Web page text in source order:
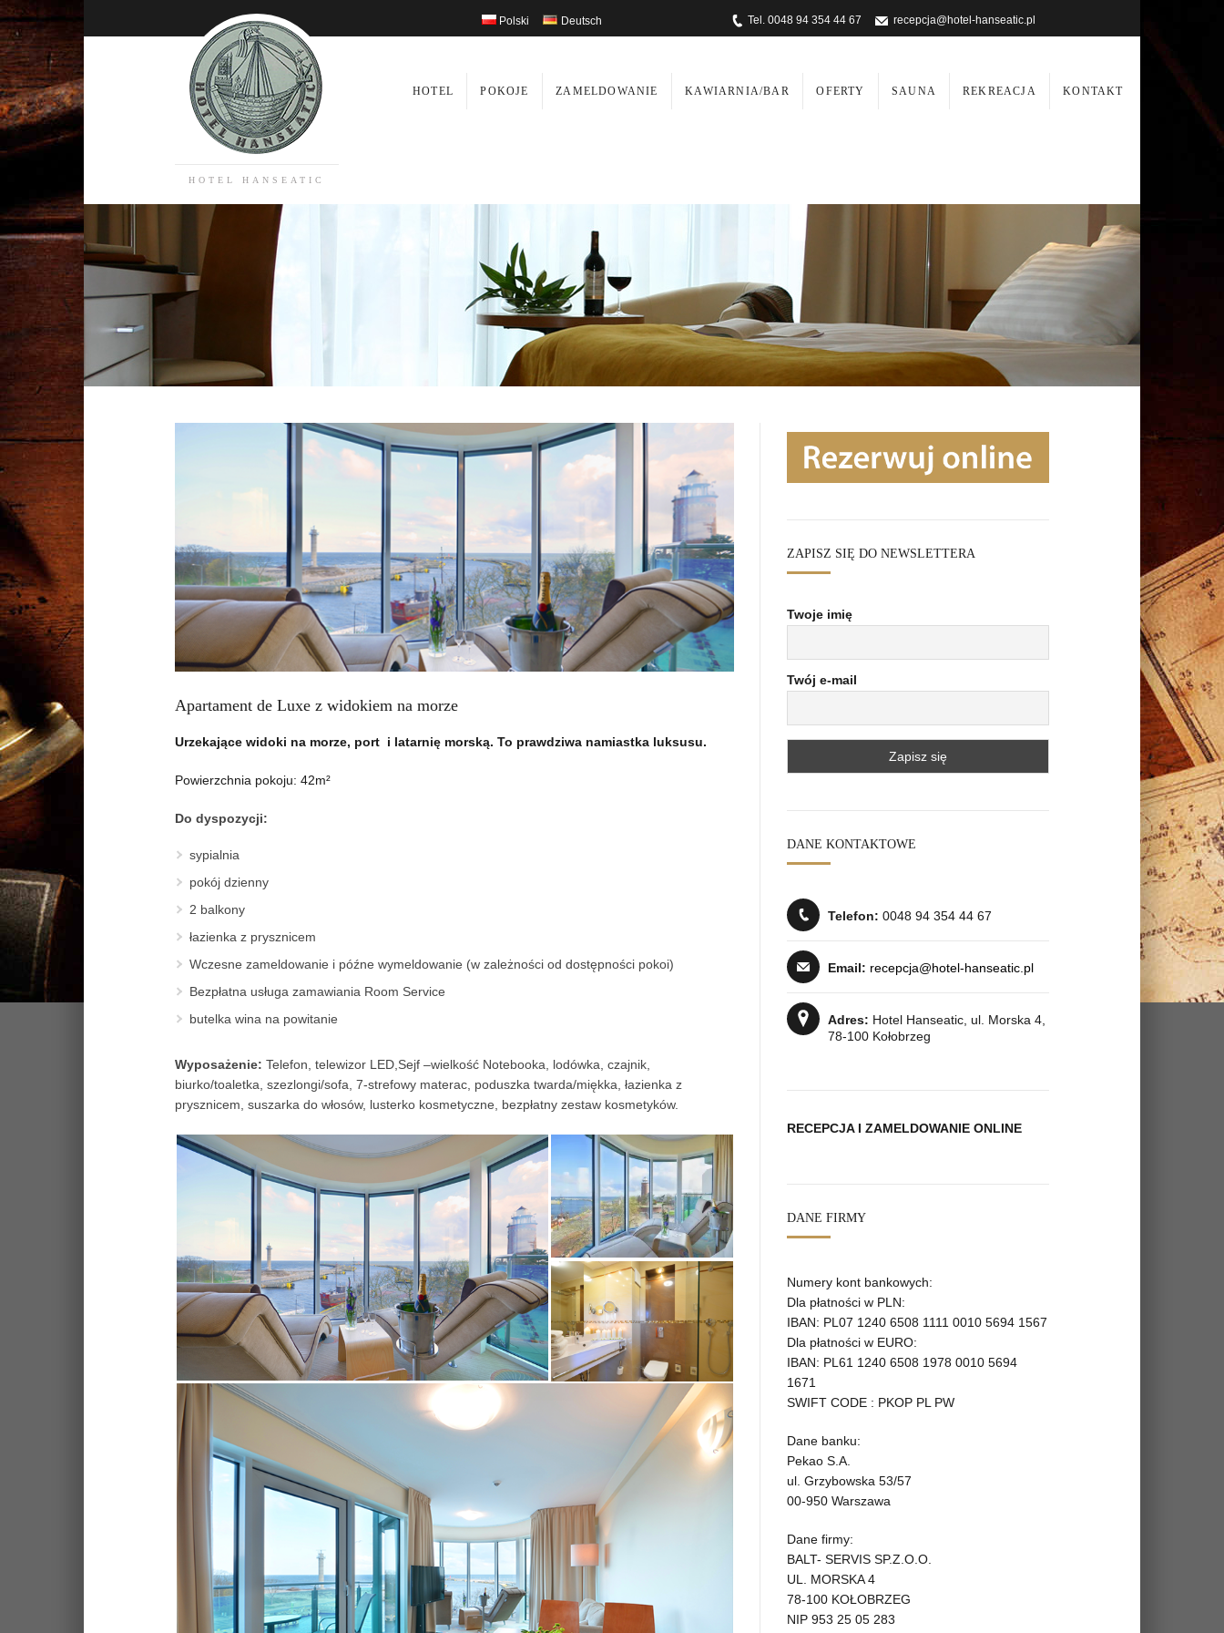
Polski Deutsch Tel. 0048 94 354 44 67 recepcja@hotel-hanseatic.pl
HOTEL HANSEATIC
HOTEL POKOJE ZAMELDOWANIE KAWIARNIA/BAR OFERTY SAUNA REKREACJA KONTAKT
Apartament de Luxe z widokiem na morze
Urzekające widoki na morze, port i latarnię morską. To prawdziwa namiastka luksusu.
Powierzchnia pokoju: 42m²
Do dyspozycji:
sypialnia
pokój dzienny
2 balkony
łazienka z prysznicem
Wczesne zameldowanie i późne wymeldowanie (w zależności od dostępności pokoi)
Bezpłatna usługa zamawiania Room Service
butelka wina na powitanie
Wyposażenie: Telefon, telewizor LED,Sejf –wielkość Notebooka, lodówka, czajnik,
biurko/toaletka, szezlongi/sofa, 7-strefowy materac, poduszka twarda/miękka, łazienka z
prysznicem, suszarka do włosów, lusterko kosmetyczne, bezpłatny zestaw kosmetyków.
ZAPISZ SIĘ DO NEWSLETTERA
Twoje imię
Twój e-mail
DANE KONTAKTOWE
Telefon: 0048 94 354 44 67
Email: recepcja@hotel-hanseatic.pl
Adres: Hotel Hanseatic, ul. Morska 4,
78­-100 Kołobrzeg
RECEPCJA I ZAMELDOWANIE ONLINE
DANE FIRMY
Numery kont bankowych:
Dla płatności w PLN:
IBAN: PL07 1240 6508 1111 0010 5694 1567
Dla płatności w EURO:
IBAN: PL61 1240 6508 1978 0010 5694
1671
SWIFT CODE : PKOP PL PW
Dane banku:
Pekao S.A.
ul. Grzybowska 53/57
00-950 Warszawa
Dane firmy:
BALT- SERVIS SP.Z.O.O.
UL. MORSKA 4
78-100 KOŁOBRZEG
NIP 953 25 05 283